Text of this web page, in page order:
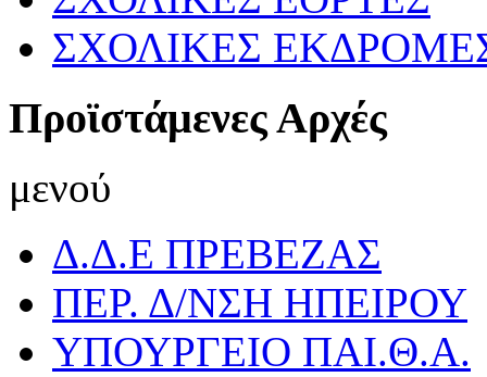
ΣΧΟΛΙΚΕΣ
Προϊστάμενες Αρχές
μενού
Δ.Δ.Ε ΠΡΕΒΕΖΑΣ
ΠΕΡ. Δ/ΝΣΗ ΗΠΕΙΡΟΥ
ΥΠΟΥΡΓΕΙΟ ΠΑΙ.Θ.Α.